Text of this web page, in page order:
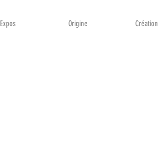
Expos Origine Création